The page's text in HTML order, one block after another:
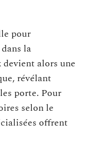
pour
la
alors une
révélant
porte. Pour
selon le
offrent